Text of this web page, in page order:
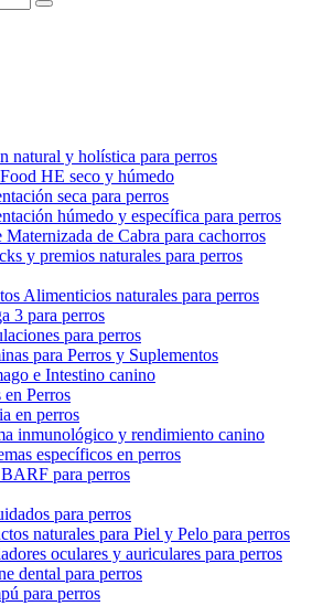
natural y holística para perros
HE seco y húmedo
seca para perros
húmedo y específica para perros
Maternizada de Cabra para cachorros
y premios naturales para perros
Alimenticios naturales para perros
3 para perros
para perros
para Perros y Suplementos
e Intestino canino
en Perros
en perros
inmunológico y rendimiento canino
específicos en perros
para perros
para perros
naturales para Piel y Pelo para perros
oculares y auriculares para perros
dental para perros
para perros